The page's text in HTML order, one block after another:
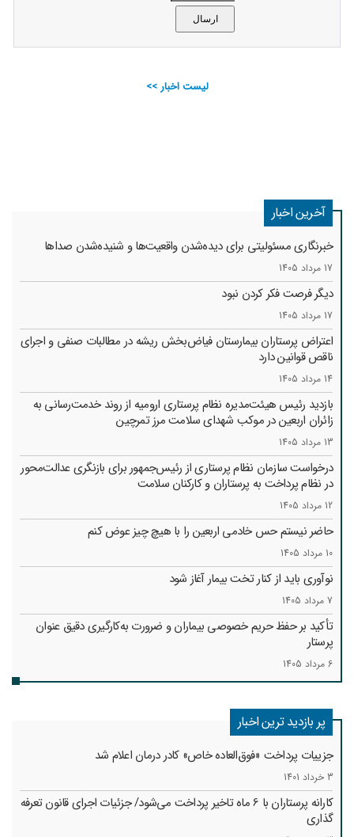
لیست اخبار >>
آخرین اخبار
خبرنگاری مسئولیتی برای دیده‌شدن واقعیت‌ها و شنیده‌شدن صداها
17 مرداد 1405
دیگر فرصت فکر کردن نبود
17 مرداد 1405
اعتراض پرستاران بیمارستان فیاض‌بخش ریشه در مطالبات صنفی و اجرای
ناقص قوانین دارد
14 مرداد 1405
بازدید رئیس هیئت‌مدیره نظام پرستاری ارومیه از روند خدمت‌رسانی به
زائران اربعین در موکب شهدای سلامت مرز تمرچین
13 مرداد 1405
درخواست سازمان نظام پرستاری از رئیس‌جمهور برای بازنگری عدالت‌محور
در نظام پرداخت به پرستاران و کارکنان سلامت
12 مرداد 1405
حاضر نیستم حس خادمی اربعین را با هیچ چیز عوض کنم
10 مرداد 1405
نوآوری باید از کنار تخت بیمار آغاز شود
7 مرداد 1405
تأکید بر حفظ حریم خصوصی بیماران و ضرورت به‌کارگیری دقیق عنوان
پرستار
6 مرداد 1405
پر بازدید ترین اخبار
جزییات پرداخت «فوق‌العاده خاص» کادر درمان اعلام شد
3 خرداد 1401
کارانه‌ پرستاران با 6 ماه تاخیر پرداخت می‌شود/ جزئیات اجرای قانون تعرفه
گذاری